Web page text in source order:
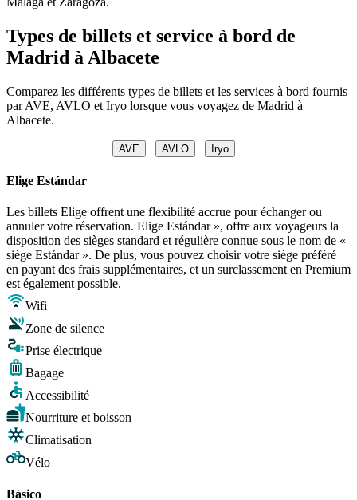
Types de billets et service à bord de
Madrid à Albacete
Comparez les différents types de billets et les services à bord fournis
par AVE, AVLO et Iryo lorsque vous voyagez de Madrid à
Albacete.
AVE AVLO Iryo
Elige Estándar
Les billets Elige offrent une flexibilité accrue pour échanger ou
annuler votre réservation. Elige Estándar », offre aux voyageurs la
disposition des sièges standard et régulière connue sous le nom de «
siège Estándar ». De plus, vous pouvez choisir votre siège préféré
en payant des frais supplémentaires, et un surclassement en Premium
est également possible.
Wifi
Zone de silence
Prise électrique
Bagage
Accessibilité
Nourriture et boisson
Climatisation
Vélo
Básico